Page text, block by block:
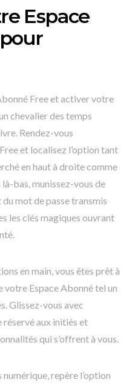
Espace
Free et activer votre
chevalier des temps
Rendez-vous
et localisez l’option tant
en haut à droite comme
bas, munissez-vous de
mot de passe transmis
les clés magiques ouvrant
en main, vous êtes prêt à
Espace Abonné tel un
Glissez-vous avec
aux initiés et
qui s’offrent à vous.
repère l’option